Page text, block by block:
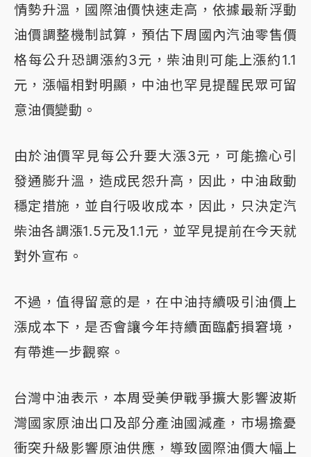
情勢升溫，國際油價快速走高，依據最新浮動
油價調整機制試算，預估下周國內汽油零售價
格每公升恐調漲約3元，柴油則可能上漲約1.1
元，漲幅相對明顯，中油也罕見提醒民眾可留
意油價變動。
由於油價罕見每公升要大漲3元，可能擔心引
發通膨升溫，造成民怨升高，因此，中油啟動
穩定措施，並自行吸收成本，因此，只決定汽
柴油各調漲1.5元及1.1元，並罕見提前在今天就
對外宣布。
不過，值得留意的是，在中油持續吸引油價上
漲成本下，是否會讓今年持續面臨虧損窘境，
有帶進一步觀察。
台灣中油表示，本周受美伊戰爭擴大影響波斯
灣國家原油出口及部分產油國減產，市場擔憂
衝突升級影響原油供應，導致國際油價大幅上